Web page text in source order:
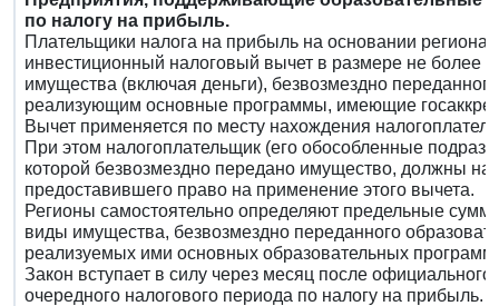
по налогу на прибыль.
Плательщики налога на прибыль на основании
инвестиционный налоговый вычет в размере не более
имущества (включая деньги), безвозмездно
реализующим основные программы, имеющие
Вычет применяется по месту нахождения
При этом налогоплательщик (его обособленные
которой безвозмездно передано имущество, должны
предоставившего право на применение этого вычета.
Регионы самостоятельно определяют предельные
виды имущества, безвозмездно переданного
реализуемых ими основных образовательных программ.
Закон вступает в силу через месяц после
очередного налогового периода по налогу на прибыль.